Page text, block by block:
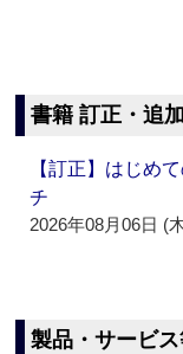
書籍 訂正・追
【訂正】はじめ
チ
2026年08月06日 (
製品・サービ